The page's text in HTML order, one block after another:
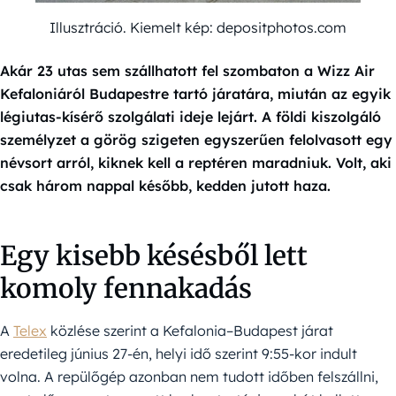
Illusztráció. Kiemelt kép: depositphotos.com
Akár 23 utas sem szállhatott fel szombaton a Wizz Air
Kefaloniáról Budapestre tartó járatára, miután az egyik
légiutas-kísérő szolgálati ideje lejárt. A földi kiszolgáló
személyzet a görög szigeten egyszerűen felolvasott egy
névsort arról, kiknek kell a reptéren maradniuk. Volt, aki
csak három nappal később, kedden jutott haza.
Egy kisebb késésből lett
komoly fennakadás
A Telex közlése szerint a Kefalonia–Budapest járat
eredetileg június 27-én, helyi idő szerint 9:55-kor indult
volna. A repülőgép azonban nem tudott időben felszállni,